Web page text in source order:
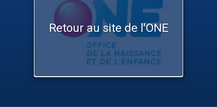
Retour au site de l'ONE